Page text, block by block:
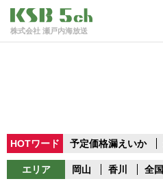
株式会社 瀬戸内海放送
HOTワード 予定価格漏えいか
エリア 岡山 香川 全国